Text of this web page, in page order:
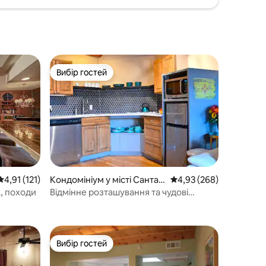
оцінка: 4,91 з 5, відгуки: 121
4,91 (121)
походи
Вибір гостей
Вибір гостей
Кондомініум у місті Санта-
Фе
Середня оцінка: 4,93 з
4,93 (268)
Відмінне розташування та чудові
Вибір гостей
Вибір гостей